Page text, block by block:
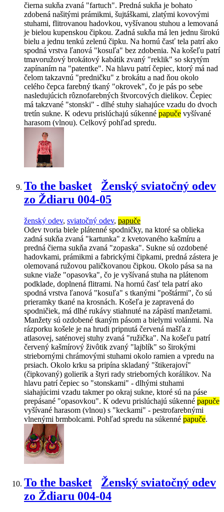
čierna sukňa zvaná "fartuch". Predná sukňa je bohato
zdobená našitými prámikmi, šujtáškami, zlatými kovovými
stuhami, flitrovanou hadovkou, vyšívanou stuhou a lemovaná
je bielou kupenskou čipkou. Zadná sukňa má len jednu širokú
bielu a jednu tenkú zelenú čipku. Na hornú časť tela patrí ako
spodná vrstva ľanová "kosuľa" bez zdobenia. Na košeľu patrí
tmavoružový brokátový kabátik zvaný "reklik" so skrytým
zapínaním na "patentke". Na hlavu patrí čepiec, ktorý má nad
čelom takzavnú "predničku" z brokátu a nad ňou okolo
celého čepca farebný tkaný "okrovek", čo je pás po sebe
nasledujúcich rôznofarebných štvorcových dielikov. Čepiec
má takzvané "stonski" - dlhé stuhy siahajúce vzadu do dvoch
tretín sukne. K odevu prislúchajú súkenné papuče vyšívané
harasom (vlnou). Celkový pohľad spredu.
To the basket
Ženský sviatočný odev
zo Ždiaru 004-05
ženský odev, sviatočný odev, papuče
Odev tvoria biele plátenné spodničky, na ktoré sa oblieka
zadná sukňa zvaná "kartunka" z kvetovaného kašmíru a
predná čierna sukňa zvaná "zopaska". Sukne sú ozdobené
hadovkami, prámikmi a fabrickými čipkami, predná zástera je
olemovaná ružovou paličkovanou čipkou. Okolo pása sa na
sukne viaže "opasovka", čo je vyšívaná stuha na plátenom
podklade, doplnená flitrami. Na hornú časť tela patrí ako
spodná vrstva ľanová "kosuľa" s tkanými "poštármi", čo sú
prieramky tkané na krosnách. Košeľa je zapravená do
spodničiek, má dlhé rukávy stiahnuté na zápästí manžetami.
Manžety sú ozdobené tkaným pásom a bielymi volánmi. Na
rázporku košele je na hrudi pripnutá červená mašľa z
atlasovej, saténovej stuhy zvaná "ružička". Na košeľu patrí
červený kašmírový živôtik zvaný "lajblík" so širokými
striebornými chrámovými stuhami okolo ramien a vpredu na
prsiach. Okolo krku sa pripína skladaný "štikerajoví"
(čipkovaný) golierik a štyri rady strieborných korálikov. Na
hlavu patrí čepiec so "stonskami" - dlhými stuhami
siahajúcimi vzadu takmer po okraj sukne, ktoré sú na páse
prepásané "opasovkou". K odevu prislúchajú súkenné papuče
vyšívané harasom (vlnou) s "keckami" - pestrofarebnými
vlnenými brmbolcami. Pohľad spredu na súkenné papuče.
To the basket
Ženský sviatočný odev
zo Ždiaru 004-04